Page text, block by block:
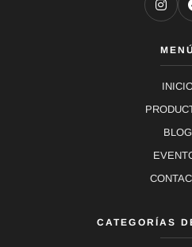
MENÚ
BLOG
CATEGORÍAS